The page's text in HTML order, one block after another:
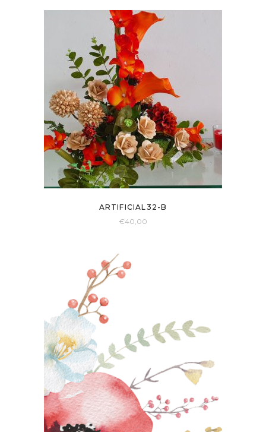
ARTIFICIAL32-B
€40,00